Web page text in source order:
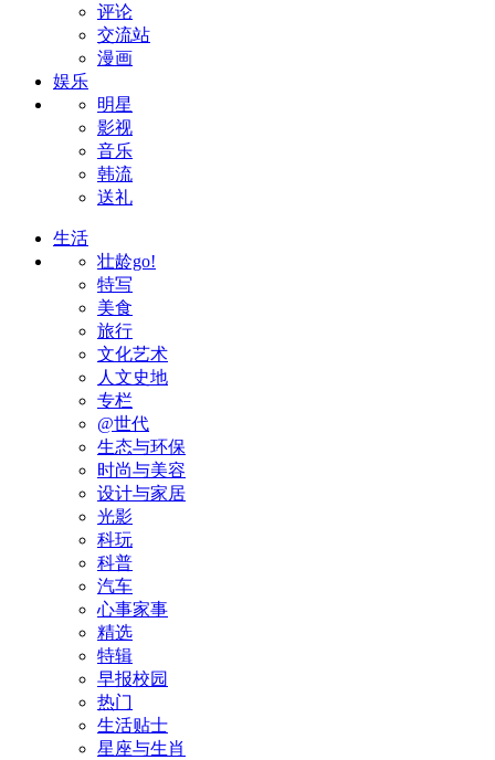
评论
交流站
漫画
娱乐
明星
影视
音乐
韩流
送礼
生活
壮龄go!
特写
美食
旅行
文化艺术
人文史地
专栏
@世代
生态与环保
时尚与美容
设计与家居
光影
科玩
科普
汽车
心事家事
精选
特辑
早报校园
热门
生活贴士
星座与生肖